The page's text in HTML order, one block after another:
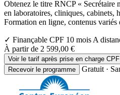
Obtenez le titre RNCP « Secrétaire
en laboratoires, cliniques, cabinets,
Formation en ligne, contenus variés
✓ Finançable CPF 10 mois A
À partir de 2 599,00 €
Voir le tarif après prise en charge CPF
Recevoir le programme
Gratuit ·